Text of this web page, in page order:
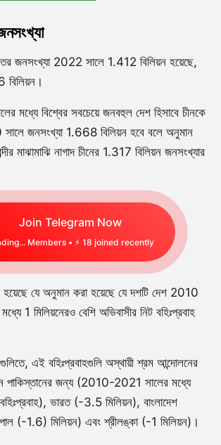
জনসংখ্যা 2022 সালে 1.412 বিলিয়ন হয়েছে,
বিলিয়ন।
মধ্যে বিশ্বের সবচেয়ে জনবহুল দেশ হিসাবে চীনকে
সালে জনসংখ্যা 1.668 বিলিয়ন হবে বলে অনুমান
মাঝামাঝি নাগাদ চীনের 1.317 বিলিয়ন জনসংখ্যার
Join Telegram Now
Members • ⚡ 18 joined recently
হয়েছে যে অনুমান করা হয়েছে যে দশটি দেশ 2010
1 মিলিয়নেরও বেশি অভিবাসীর নিট বহিঃপ্রবাহ
এই বহিঃপ্রবাহগুলি অস্থায়ী শ্রম আন্দোলনের
পাকিস্তানের জন্য (2010-2021 সালের মধ্যে
ভারত (-3.5 মিলিয়ন), বাংলাদেশ
(-1.6) মিলিয়ন) এবং শ্রীলঙ্কা (-1 মিলিয়ন)।